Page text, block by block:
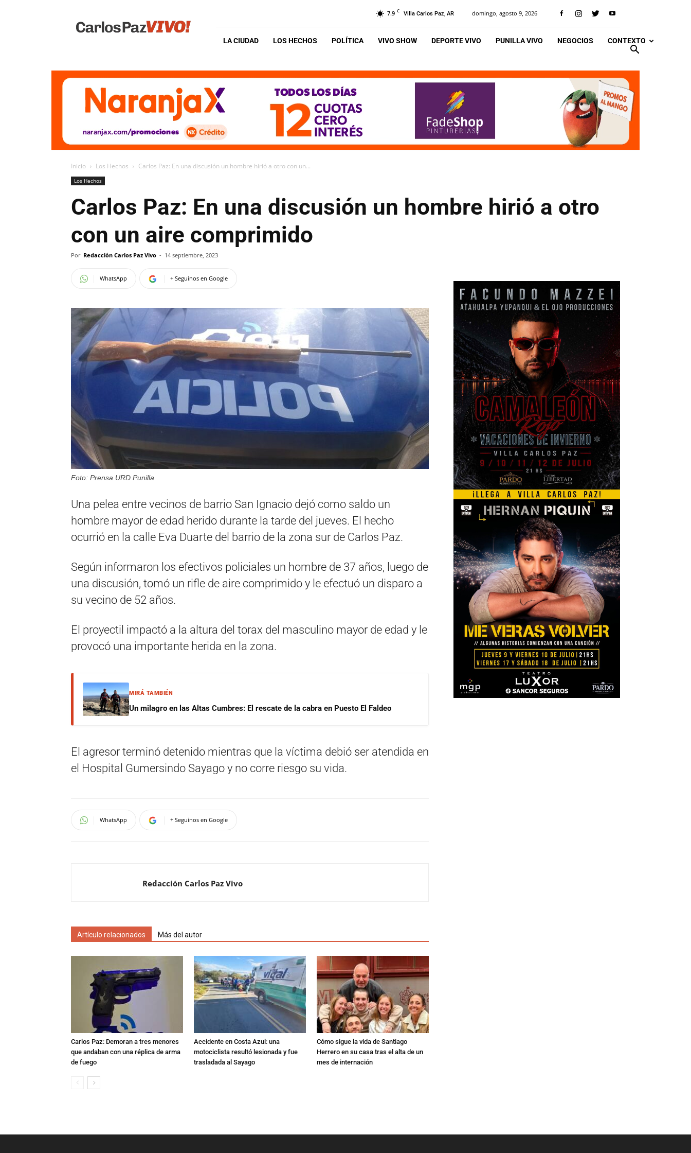
Vivo
7.9 C Villa Carlos Paz, AR domingo, agosto 9, 2026
LA CIUDAD LOS HECHOS POLÍTICA VIVO SHOW DEPORTE VIVO PUNILLA VIVO NEGOCIOS CONTEXTO
Inicio Los Hechos Carlos Paz: En una discusión un hombre hirió a otro con un...
Los Hechos
Carlos Paz: En una discusión un hombre hirió a otro
con un aire comprimido
Por Redacción Carlos Paz Vivo - 14 septiembre, 2023
WhatsApp + Seguinos en Google
Foto: Prensa URD Punilla
Una pelea entre vecinos de barrio San Ignacio dejó como saldo un
hombre mayor de edad herido durante la tarde del jueves. El hecho
ocurrió en la calle Eva Duarte del barrio de la zona sur de Carlos Paz.
Según informaron los efectivos policiales un hombre de 37 años, luego de
una discusión, tomó un rifle de aire comprimido y le efectuó un disparo a
su vecino de 52 años.
El proyectil impactó a la altura del torax del masculino mayor de edad y le
provocó una importante herida en la zona.
MIRÁ TAMBIÉN
Un milagro en las Altas Cumbres: El rescate de la cabra en Puesto El Faldeo
El agresor terminó detenido mientras que la víctima debió ser atendida en
el Hospital Gumersindo Sayago y no corre riesgo su vida.
WhatsApp + Seguinos en Google
Redacción Carlos Paz Vivo
Artículo relacionados Más del autor
Carlos Paz: Demoran a tres menores
que andaban con una réplica de arma
de fuego
Accidente en Costa Azul: una
motociclista resultó lesionada y fue
trasladada al Sayago
Cómo sigue la vida de Santiago
Herrero en su casa tras el alta de un
mes de internación